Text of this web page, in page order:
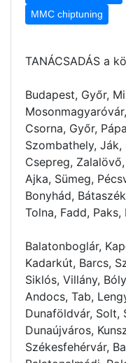
MMC chiptuning
TANÁCSADÁS a
Budapest, Győr,
Csorna, Győr,
Szombathely,
Csepreg,
Ajka, Sümeg,
Bonyhád,
Tolna, Fadd,
Balatonboglár,
Kadarkút, Barcs,
Siklós, Villány,
Andocs, Tab,
Dunaföldvár, Solt,
Dunaújváros,
Székesfehérvár,